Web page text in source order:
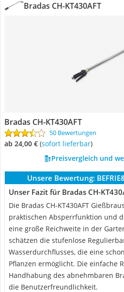
Bradas CH-KT430AFT
Bradas CH-KT430AFT
50 Bewertungen
ab 24,00 € ( Sofort lieferbar)
Preisvergleich und
Unsere Bewertung:
Unser Fazit für Bradas CH-
Die Bradas CH-KT430AFT
praktischen Absperrfunktion und
eine große Reichweite in der
schätzen die stufenlose
Wasserdurchflusses, die eine
Pflanzen ermöglicht. Die einfache
Handhabung des abnehmbaren
die Benutzerfreundlichkeit.